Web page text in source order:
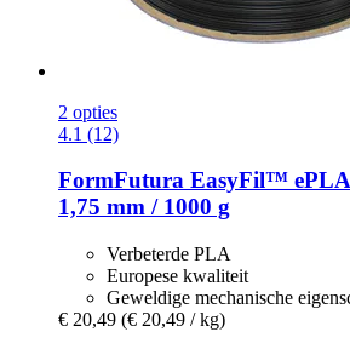
2 opties
4.1 (12)
FormFutura EasyFil™
1,75 mm / 1000 g
Verbeterde PLA
Europese kwaliteit
Geweldige mechanische
€ 20,49 (€ 20,49 / kg)